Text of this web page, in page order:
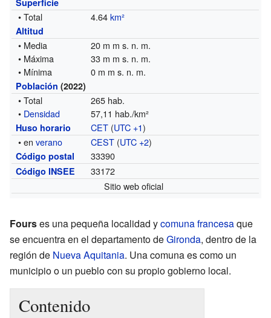
• Total 4.64km²
Altitud
• Media
20 m m s. n. m.
• Máxima
33 m m s. n. m.
• Mínima
0 m m s. n. m.
Población (2022)
• Total
265 hab.
• Densidad 57,11 hab./km²
Huso horario CET (UTC +1)
• enverano CEST (UTC +2)
Código postal 33390
Código INSEE
33172
Sitio web oficial
Fourses una pequeña localidad ycomuna francesaque
se encuentra en el departamento deGironda, dentro de la
región de Nueva Aquitania. Una comuna es como un
municipio o un pueblo con su propio gobierno local.
Contenido